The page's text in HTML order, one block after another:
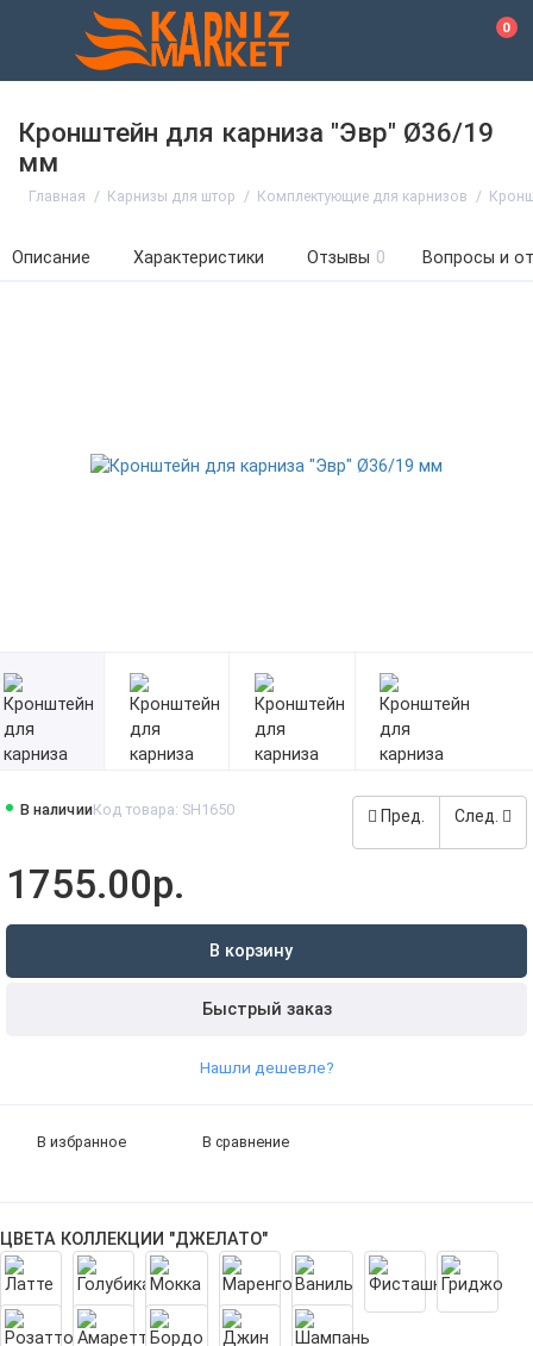
0
Кронштейн для карниза "Эвр" Ø36/19
мм
Главная Карнизы для штор Комплектующие для карнизов
Описание Характеристики Отзывы 0 Вопросы и
Пред. След.
В наличииКод товара: SH1650
1755.00р.
В корзину
Быстрый заказ
Нашли дешевле?
В избранное В сравнение
ЦВЕТА КОЛЛЕКЦИИ "ДЖЕЛАТО"